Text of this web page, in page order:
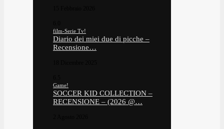
film-Serie Tv!
Diario dei miei due di picche –
Recensione…
Game!
SOCCER KID COLLECTION –
RECENSIONE – (2026 @…